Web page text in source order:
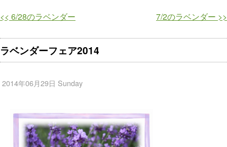
<< 6/28のラベンダー 7/2のラベンダー >>
ラベンダーフェア2014
2014年06月29日 Sunday